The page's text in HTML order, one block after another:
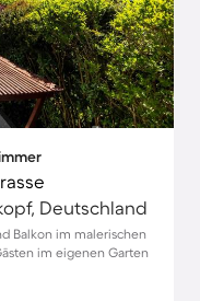
Deutschland
Balkon im malerischen
im eigenen Garten